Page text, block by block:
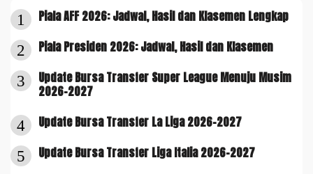
1 Piala AFF 2026: Jadwal, Hasil dan Klasemen Lengkap
2 Piala Presiden 2026: Jadwal, Hasil dan Klasemen
3
Update Bursa Transfer Super League Menuju Musim
2026-2027
4 Update Bursa Transfer La Liga 2026-2027
5 Update Bursa Transfer Liga Italia 2026-2027